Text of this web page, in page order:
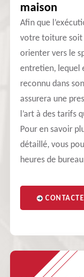
maison
Afin que
votre toiture soit
orienter vers le
entretien, lequel
reconnu dans
assurera une
l’art à des tarifs
Pour en savoir
détaillé, vous
heures de